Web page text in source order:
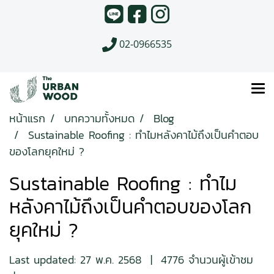
02-0966535
หน้าแรก บทความทั้งหมด
Blog
Sustainable Roofing : ทำไมหลังคาไม้ถึงเป็นคำตอบ
ของโลกยุคใหม่ ?
Sustainable Roofing : ทำไม
หลังคาไม้ถึงเป็นคำตอบของโลก
ยุคใหม่ ?
Last updated: 27 พ.ค. 2568 | 4776 จำนวนผู้เข้าชม